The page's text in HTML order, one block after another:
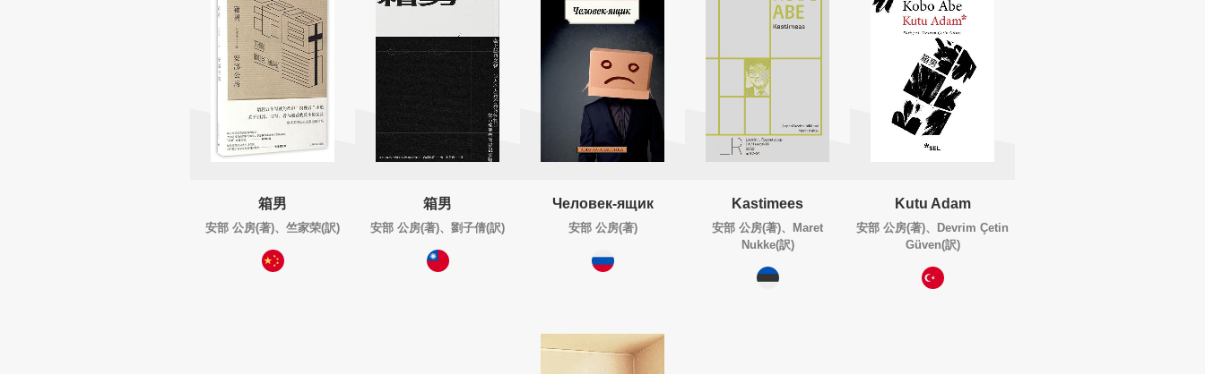
箱男
安部 公房(著)、竺家荣(訳)
箱男
安部 公房(著)、劉子倩(訳)
Человек-ящик
安部 公房(著)
Kastimees
安部 公房(著)、Maret
Nukke(訳)
Kutu Adam
安部 公房(著)、Devrim Çetin
Güven(訳)